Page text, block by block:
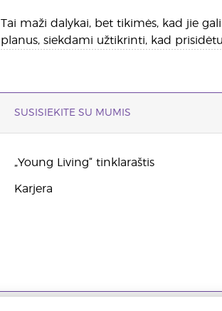
Tai maži dalykai, bet tikimės, kad jie
planus, siekdami užtikrinti, kad
SUSISIEKITE SU MUMIS
„Young Living“ tinklaraštis
Karjera